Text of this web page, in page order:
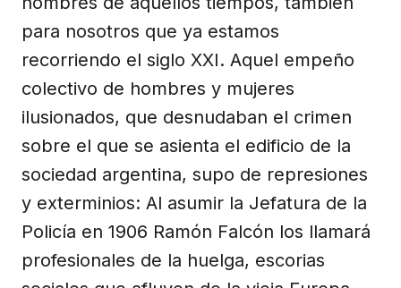
para nosotros que ya estamos
recorriendo el siglo XXI. Aquel empeño
colectivo de hombres y mujeres
ilusionados, que desnudaban el crimen
sobre el que se asienta el edificio de la
sociedad argentina, supo de represiones
y exterminios: Al asumir la Jefatura de la
Policía en 1906 Ramón Falcón los llamará
profesionales de la huelga, escorias